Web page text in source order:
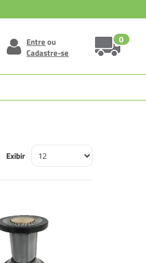
0
Entreou
Cadastre-se
Exibir